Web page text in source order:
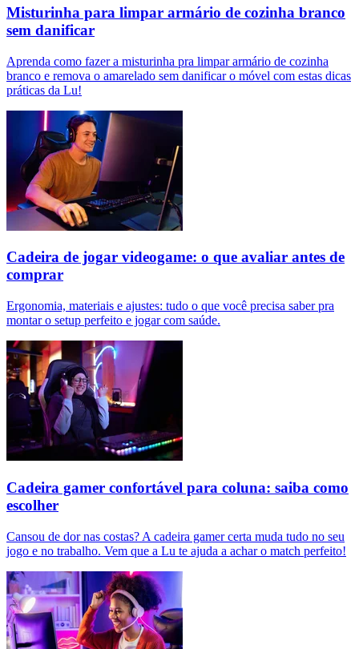
Misturinha para limpar armário de cozinha branco
sem danificar
Aprenda como fazer a misturinha pra limpar armário de cozinha
branco e remova o amarelado sem danificar o móvel com estas dicas
práticas da Lu!
Cadeira de jogar videogame: o que avaliar antes de
comprar
Ergonomia, materiais e ajustes: tudo o que você precisa saber pra
montar o setup perfeito e jogar com saúde.
Cadeira gamer confortável para coluna: saiba como
escolher
Cansou de dor nas costas? A cadeira gamer certa muda tudo no seu
jogo e no trabalho. Vem que a Lu te ajuda a achar o match perfeito!